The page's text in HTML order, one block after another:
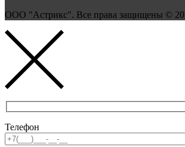
ООО "Астрикс". Все права защищены ©
Телефон